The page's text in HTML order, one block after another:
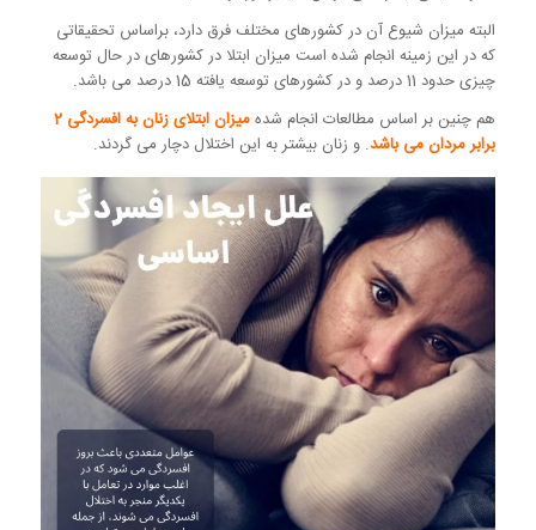
البته میزان شیوع آن در کشورهای مختلف فرق دارد، براساس تحقیقاتی
که در این زمینه انجام شده است میزان ابتلا در کشورهای در حال توسعه
چیزی حدود 11 درصد و در کشورهای توسعه یافته 15 درصد می باشد.
هم چنین بر اساس مطالعات انجام شده
میزان ابتلای زنان به افسردگی 2
برابر مردان می باشد. و زنان بیشتر به این اختلال دچار می گردند.